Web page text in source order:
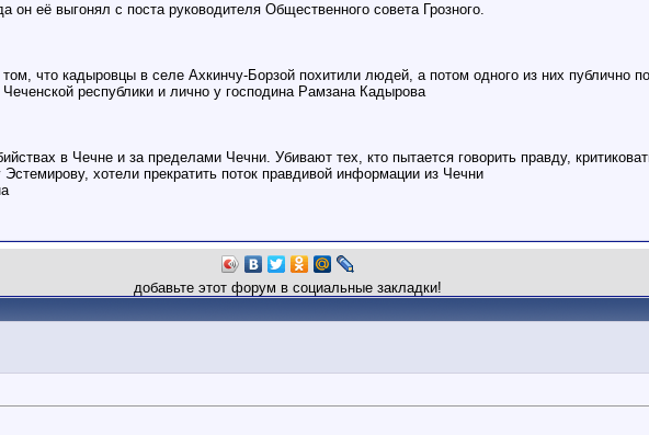
её выгонял с поста руководителя Общественного совета Грозного.
что кадыровцы в селе Ахкинчу-Борзой похитили людей, а потом одного из них публично
республики и лично у господина Рамзана Кадырова
в Чечне и за пределами Чечни. Убивают тех, кто пытается говорить правду,
хотели прекратить поток правдивой информации из Чечни
добавьте этот форум в социальные закладки!